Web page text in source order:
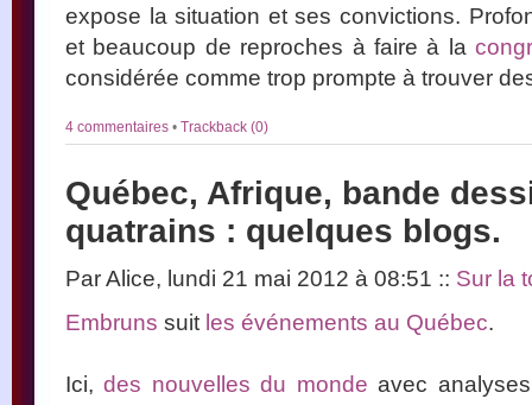
expose la situation et ses convictions.
et beaucoup de reproches à faire à la
considérée comme trop prompte à trouver
4 commentaires • Trackback (0)
Québec, Afrique, bande
quatrains : quelques blogs.
Par Alice, lundi 21 mai 2012 à 08:51 :: Sur la
Embruns suit les événements au Québec.
Ici,des nouvelles du monde avec